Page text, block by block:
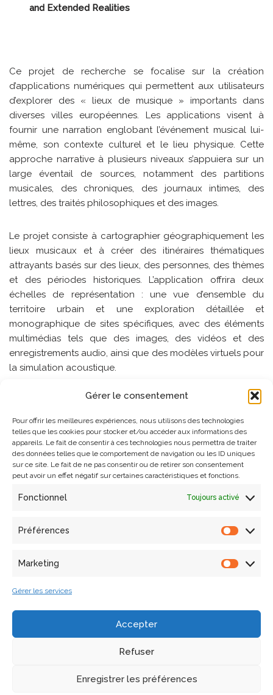
Gérer le consentement
Pour offrir les meilleures expériences, nous utilisons des technologies
telles que les cookies pour stocker et/ou accéder aux informations des
appareils. Le fait de consentir à ces technologies nous permettra de traiter
des données telles que le comportement de navigation ou les ID uniques
sur ce site. Le fait de ne pas consentir ou de retirer son consentement
peut avoir un effet négatif sur certaines caractéristiques et fonctions.
Fonctionnel Toujours activé
Préférences
Marketing
Gérer les services
Accepter
Refuser
Enregistrer les préférences
and Extended Realities
Ce projet de recherche se focalise sur la création
d’applications numériques qui permettent aux utilisateurs
d’explorer des « lieux de musique » importants dans
diverses villes européennes. Les applications visent à
fournir une narration englobant l’événement musical lui-
même, son contexte culturel et le lieu physique. Cette
approche narrative à plusieurs niveaux s’appuiera sur un
large éventail de sources, notamment des partitions
musicales, des chroniques, des journaux intimes, des
lettres, des traités philosophiques et des images.
Le projet consiste à cartographier géographiquement les
lieux musicaux et à créer des itinéraires thématiques
attrayants basés sur des lieux, des personnes, des thèmes
et des périodes historiques. L’application offrira deux
échelles de représentation : une vue d’ensemble du
territoire urbain et une exploration détaillée et
monographique de sites spécifiques, avec des éléments
multimédias tels que des images, des vidéos et des
enregistrements audio, ainsi que des modèles virtuels pour
la simulation acoustique.
Le projet PlaceMUS XR se concentre sur le
développement d’outils numériques visant à enrichir
l’expérience des visiteurs. Des outils de conception et de
simulation seront mis en œuvre pour 1) créer, partager et
réutiliser des contenus interactifs, 2) analyser, concevoir et
vérifier l’interaction avec les visiteurs, au profit des
étudiants et des chercheurs. L’objectif principal est de
HORIZON Innovation Actions)
Consiglio Nazionale delle Ricerche (CNR)